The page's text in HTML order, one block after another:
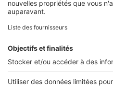
Retrouvez-nous sur ...
L'ENTREPRISE